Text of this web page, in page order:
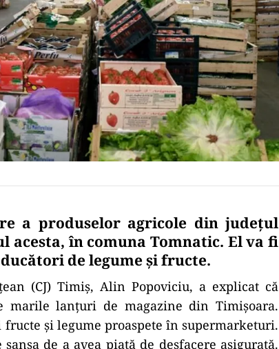
a produselor agricole din județul
acesta, în comuna Tomnatic. El va fi
de legume și fructe.
(CJ) Timiş, Alin Popoviciu, a explicat că
marile lanţuri de magazine din Timişoara.
şi legume proaspete în supermarketuri.
de a avea piaţă de desfacere asigurată.